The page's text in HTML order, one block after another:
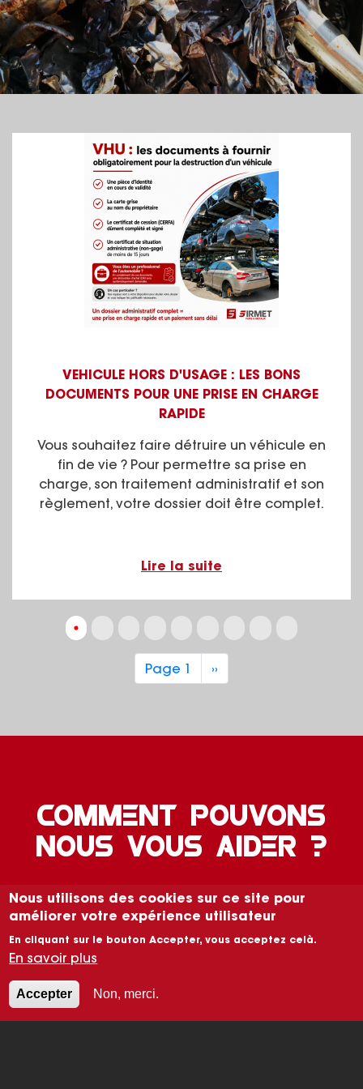
VEHICULE HORS D'USAGE : LES BONS
DOCUMENTS POUR UNE PRISE EN CHARGE
RAPIDE
Vous souhaitez faire détruire un véhicule en
fin de vie ? Pour permettre sa prise en
charge, son traitement administratif et son
règlement, votre dossier doit être complet.
Lire la suite
Page 1
Page
suivante
››
COMMENT POUVONS
NOUS VOUS AIDER ?
CONTACT
Image
Nous utilisons des cookies sur ce site pour
améliorer votre expérience utilisateur
En cliquant sur le bouton Accepter, vous acceptez celà.
En savoir plus
Accepter Non, merci.